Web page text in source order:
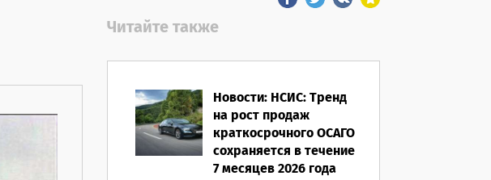
Читайте также
Новости: НСИС: Тренд
на рост продаж
краткосрочного ОСАГО
сохраняется в течение
7 месяцев 2026 года